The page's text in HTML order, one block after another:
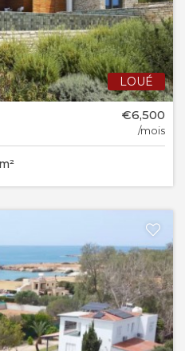
LOUÉ
€6,500
/mois